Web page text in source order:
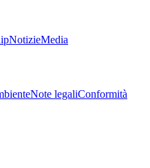
NotizieMedia
Note legaliConformità